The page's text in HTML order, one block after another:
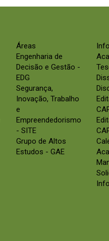
Áreas
Engenharia de
Decisão e Gestão -
EDG
Segurança,
Inovação, Trabalho
e
Empreendedorismo
- SITE
Grupo de Altos
Estudos - GAE